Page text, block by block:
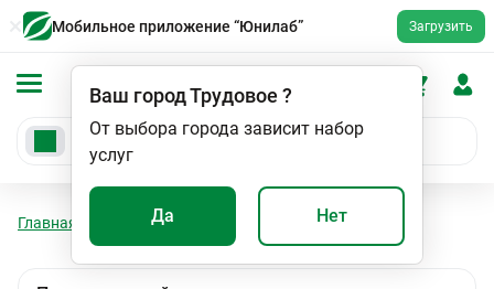
Мобильное приложение “Юнилаб” Загрузить
Ваш городТрудовое ?
От выбора города зависит набор
услуг
Да Нет
Главная Мед. услуги Приемы врачей